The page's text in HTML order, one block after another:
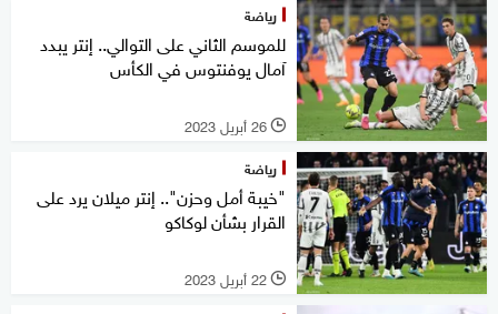
رياضة
للموسم الثاني على التوالي.. إنتر يبدد
آمال يوفنتوس في الكأس
l 26 أبريل 2023
رياضة
"خيبة أمل وحزن".. إنتر ميلان يرد على
القرار بشأن لوكاكو
l 22 أبريل 2023